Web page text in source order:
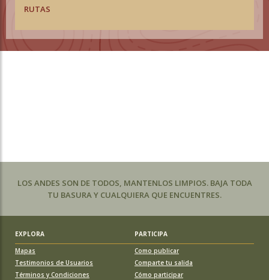
RUTAS
LOS ANDES SON DE TODOS, MANTENLOS LIMPIOS. BAJA TODA
TU BASURA Y CUALQUIERA QUE ENCUENTRES.
EXPLORA
PARTICIPA
Mapas
Testimonios de Usuarios
Términos y Condiciones
Como publicar
Comparte tu salida
Cómo participar